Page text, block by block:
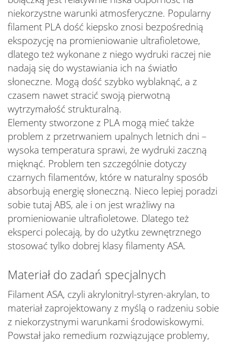
niekorzystne warunki atmosferyczne. Popularny
filament PLA dość kiepsko znosi bezpośrednią
ekspozycję na promieniowanie ultrafioletowe,
dlatego też wykonane z niego wydruki raczej nie
nadają się do wystawiania ich na światło
słoneczne. Mogą dość szybko wyblaknąć, a z
czasem nawet stracić swoją pierwotną
wytrzymałość strukturalną.
Elementy stworzone z PLA mogą mieć także
problem z przetrwaniem upalnych letnich dni –
wysoka temperatura sprawi, że wydruki zaczną
mięknąć. Problem ten szczególnie dotyczy
czarnych filamentów, które w naturalny sposób
absorbują energię słoneczną. Nieco lepiej poradzi
sobie tutaj ABS, ale i on jest wrażliwy na
promieniowanie ultrafioletowe. Dlatego też
eksperci polecają, by do użytku zewnętrznego
stosować tylko dobrej klasy filamenty ASA.
Materiał do zadań specjalnych
Filament ASA, czyli akrylonitryl-styren-akrylan, to
materiał zaprojektowany z myślą o radzeniu sobie
z niekorzystnymi warunkami środowiskowymi.
Powstał jako remedium rozwiązujące problemy,